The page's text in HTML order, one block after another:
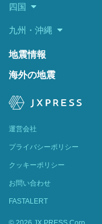
四国
九州・沖縄
地震情報
海外の地震
運営会社
プライバシーポリシー
クッキーポリシー
お問い合わせ
FASTALERT